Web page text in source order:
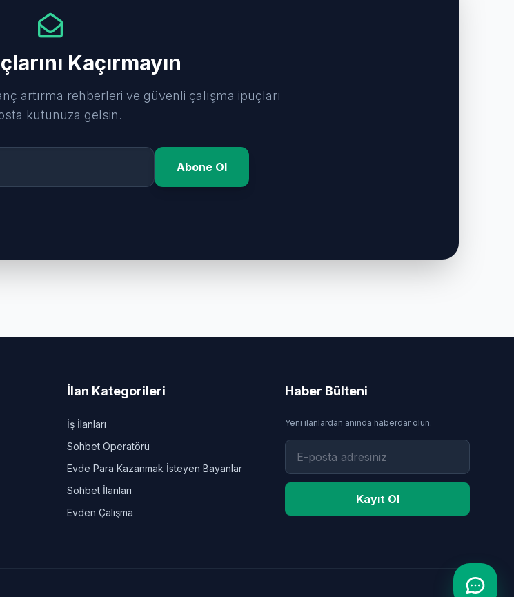
Kaçırmayın
artırma rehberleri ve güvenli çalışma ipuçları
kutunuza gelsin.
Abone Ol
İlan Kategorileri
İş İlanları
Sohbet Operatörü
Evde Para Kazanmak İsteyen Bayanlar
Sohbet İlanları
Evden Çalışma
Haber Bülteni
Yeni ilanlardan anında haberdar olun.
Kayıt Ol